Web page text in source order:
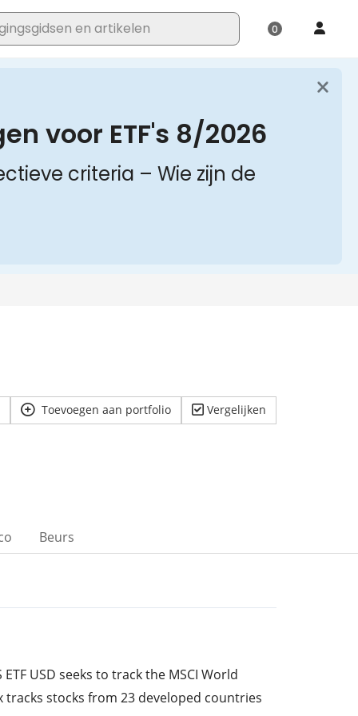
Toevoegen aan portfolio Vergelijken
Beurs
ETF USD seeks to track the MSCI World
tracks stocks from 23 developed countries